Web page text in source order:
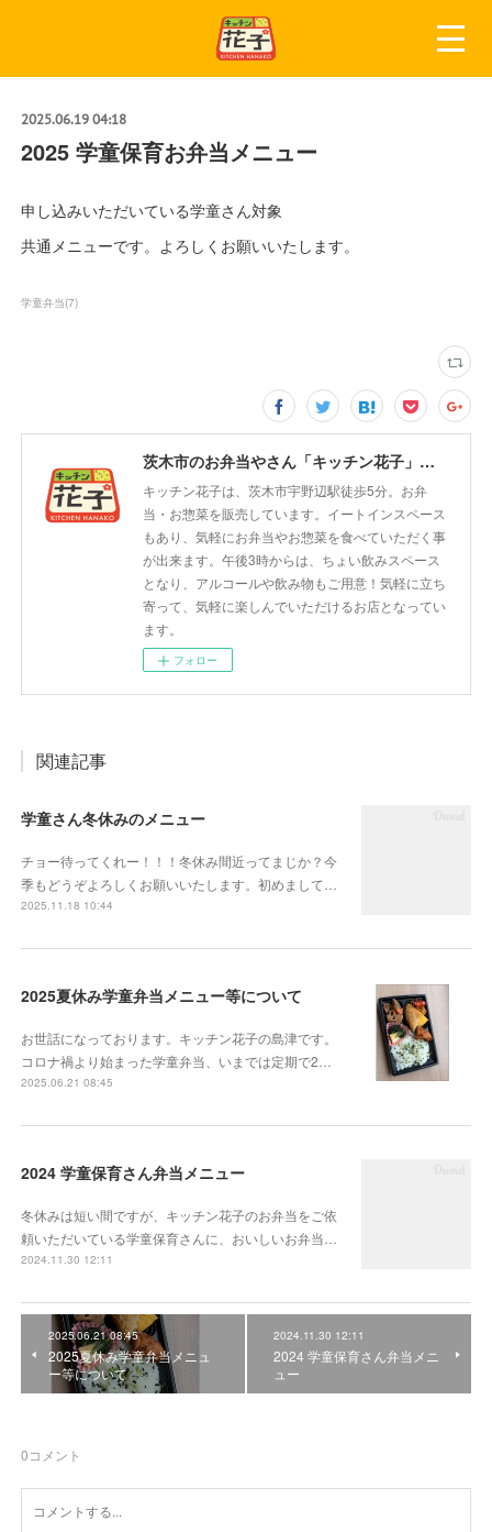
2025.06.19 04:18
2025 学童保育お弁当メニュー
申し込みいただいている学童さん対象
共通メニューです。よろしくお願いいたします。
学童弁当(7)
茨木市のお弁当やさん「キッチン花子」ちょい飲みスペース「サウス」
キッチン花子は、茨木市宇野辺駅徒歩5分。お弁
当・お惣菜を販売しています。イートインスペース
もあり、気軽にお弁当やお惣菜を食べていただく事
が出来ます。午後3時からは、ちょい飲みスペース
となり、アルコールや飲み物もご用意！気軽に立ち
寄って、気軽に楽しんでいただけるお店となってい
ます。
フォロー
関連記事
学童さん冬休みのメニュー
チョー待ってくれー！！！冬休み間近ってまじか？今
季もどうぞよろしくお願いいたします。初めまして…
2025.11.18 10:44
2025夏休み学童弁当メニュー等について
お世話になっております。キッチン花子の島津です。
コロナ禍より始まった学童弁当、いまでは定期で2…
2025.06.21 08:45
2024 学童保育さん弁当メニュー
冬休みは短い間ですが、キッチン花子のお弁当をご依
頼いただいている学童保育さんに、おいしいお弁当…
2024.11.30 12:11
2025.06.21 08:45
2025夏休み学童弁当メニュ
ー等について
2024.11.30 12:11
2024 学童保育さん弁当メニ
ュー
0コメント